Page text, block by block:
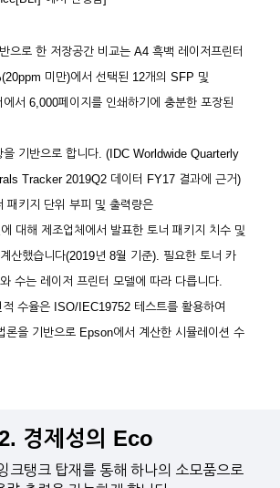
으로 한 저장공간 비교는 A4 흑백 레이저프린터
미만)에서 선택된 12개의 SFP 및
서 6,000페이지를 인쇄하기에 충분한 포장된
을 기반으로 합니다. (IDC Worldwide Quarterly
Tracker 2019Q2 데이터 FY17 결과에 근거)
패키지 단위 부피 및 출력량은
대해 제조업체에서 발표한 토너 패키지 치수 및
산했습니다(2019년 8월 기준). 필요한 토너 카
수는 레이저 프린터 모델에 따라 다릅니다.
수율은 ISO/IEC19752 테스트를 활용하여
론을 기반으로 Epson에서 계산한 시뮬레이션 수
경제성의 Eco
크탱크 탑재를 통해 하나의 소모품으로